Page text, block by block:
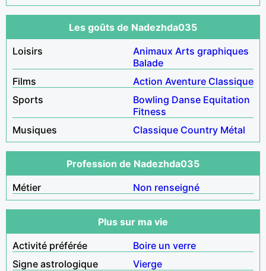
Les goûts de Nadezhda035
Loisirs
Animaux Arts graphiques
Balade
Films
Action Aventure Classique
Sports
Bowling Danse Equitation
Fitness
Musiques
Classique Country Métal
Profession de Nadezhda035
Métier
Non renseigné
Plus sur ma vie
Activité préférée
Boire un verre
Signe astrologique
Vierge